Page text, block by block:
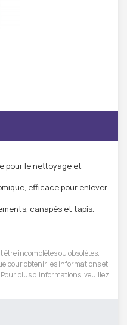
pour le nettoyage et
efficace pour enlever
canapés et tapis.
incomplètes ou obsolètes.
pour obtenir les informations et
plus d'informations, veuillez